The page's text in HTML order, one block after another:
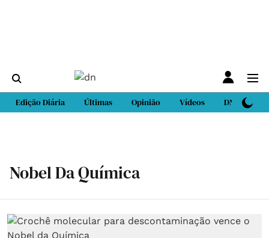
Edição Diária Últimas Opinião Vídeos DN Sport
Nobel Da Química